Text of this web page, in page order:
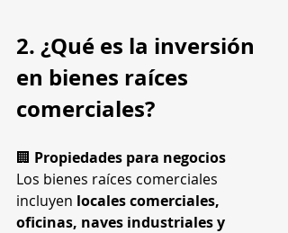
2. ¿Qué es la inversión
en bienes raíces
comerciales?
🏢 Propiedades para negocios
Los bienes raíces comerciales
incluyen locales comerciales,
oficinas, naves industriales y